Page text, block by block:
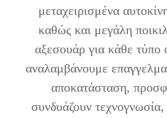
μεταχειρισμένα
καθώς και μεγάλη
αξεσουάρ για κάθε
αναλαμβάνουμε
αποκατάσταση,
συνδυάζουν τεχνογνωσία,